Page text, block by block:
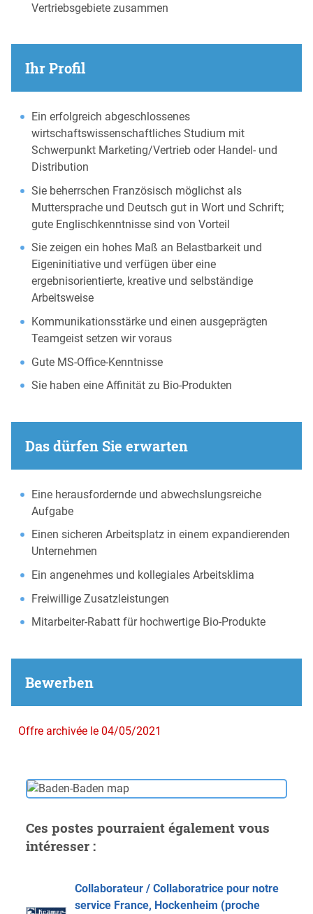
Vertriebsgebiete zusammen
Ihr Profil
Ein erfolgreich abgeschlossenes
wirtschaftswissenschaftliches Studium mit
Schwerpunkt Marketing/Vertrieb oder Handel- und
Distribution
Sie beherrschen Französisch möglichst als
Muttersprache und Deutsch gut in Wort und Schrift;
gute Englischkenntnisse sind von Vorteil
Sie zeigen ein hohes Maß an Belastbarkeit und
Eigeninitiative und verfügen über eine
ergebnisorientierte, kreative und selbständige
Arbeitsweise
Kommunikationsstärke und einen ausgeprägten
Teamgeist setzen wir voraus
Gute MS-Office-Kenntnisse
Sie haben eine Affinität zu Bio-Produkten
Das dürfen Sie erwarten
Eine herausfordernde und abwechslungsreiche
Aufgabe
Einen sicheren Arbeitsplatz in einem expandierenden
Unternehmen
Ein angenehmes und kollegiales Arbeitsklima
Freiwillige Zusatzleistungen
Mitarbeiter-Rabatt für hochwertige Bio-Produkte
Bewerben
Offre archivée le 04/05/2021
Ces postes pourraient également vous
intéresser :
Collaborateur / Collaboratrice pour notre
service France, Hockenheim (proche